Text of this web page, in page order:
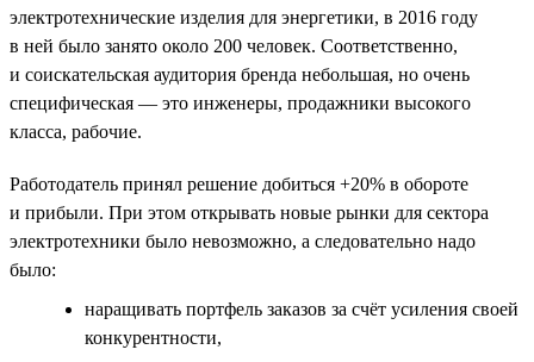
электротехнические изделия для энергетики, в 2016 году
в ней было занято около 200 человек. Соответственно,
и соискательская аудитория бренда небольшая, но очень
специфическая — это инженеры, продажники высокого
класса, рабочие.
Работодатель принял решение добиться +20% в обороте
и прибыли. При этом открывать новые рынки для сектора
электротехники было невозможно, а следовательно надо
было:
наращивать портфель заказов за счёт усиления своей
конкурентности,